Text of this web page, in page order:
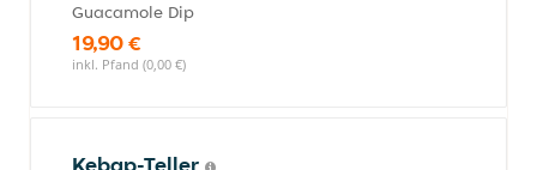
Guacamole Dip
19,90 €
inkl. Pfand (0,00 €)